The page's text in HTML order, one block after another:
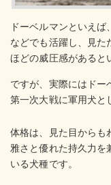
ドーベルマンといえ
などでも活躍し、見た
ほどの威圧感があると
ですが、実際にはドー
第一次大戦に軍用犬と
体格は、見た目からも
雅さと優れた持久力を
いる犬種です。